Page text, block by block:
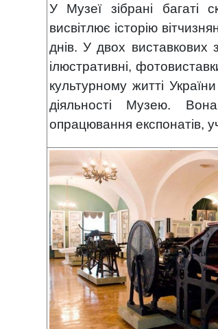
У Музеї зібрані багаті
висвітлює історію
днів. У двох виставкових
ілюстративні,
культурному житті
діяльності Музею.
опрацювання експонатів,